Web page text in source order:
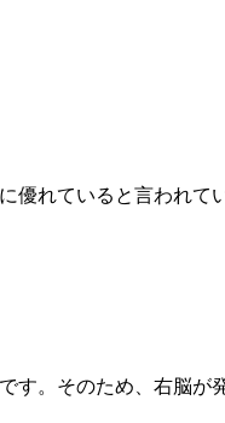
優れていると言われて
す。そのため、右脳